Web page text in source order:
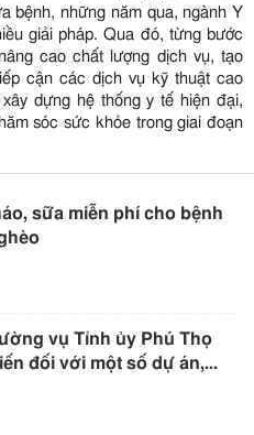
bệnh, những năm qua, ngành Y
giải pháp. Qua đó, từng bước
cao chất lượng dịch vụ, tạo
cận các dịch vụ kỹ thuật cao
dựng hệ thống y tế hiện đại,
sóc sức khỏe trong giai đoạn
sữa miễn phí cho bệnh
vụ Tỉnh ủy Phú Thọ
đối với một số dự án,...